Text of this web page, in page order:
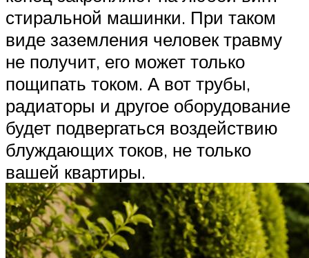
стиральной машинки. При таком
виде заземления человек травму
не получит, его может только
пощипать током. А вот трубы,
радиаторы и другое оборудование
будет подвергаться воздействию
блуждающих токов, не только
вашей квартиры.